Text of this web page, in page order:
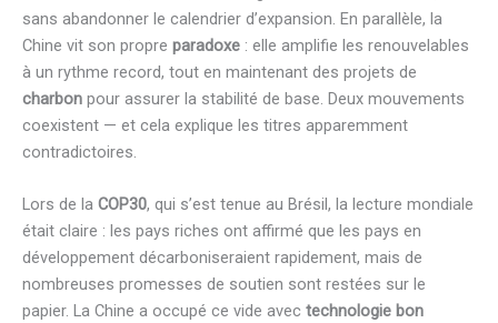
sans abandonner le calendrier d’expansion. En parallèle, la
Chine vit son propre paradoxe : elle amplifie les renouvelables
à un rythme record, tout en maintenant des projets de
charbon pour assurer la stabilité de base. Deux mouvements
coexistent — et cela explique les titres apparemment
contradictoires.
Lors de la COP30, qui s’est tenue au Brésil, la lecture mondiale
était claire : les pays riches ont affirmé que les pays en
développement décarboniseraient rapidement, mais de
nombreuses promesses de soutien sont restées sur le
papier. La Chine a occupé ce vide avec technologie bon